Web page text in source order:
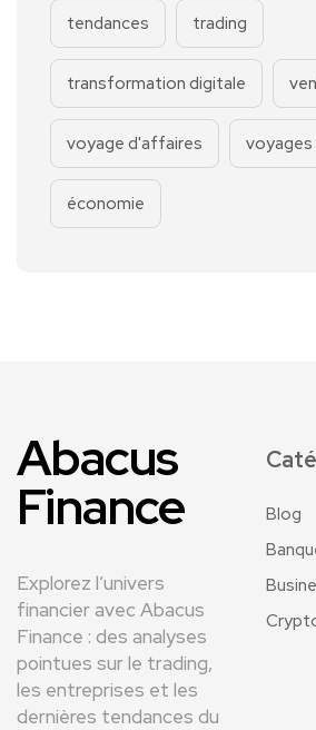
tendances trading
transformation digitale
voyage d'affaires
économie
Abacus
Finance
Explorez l’univers
financier avec Abacus
Finance : des analyses
pointues sur le trading,
les entreprises et les
dernières tendances du
Blog